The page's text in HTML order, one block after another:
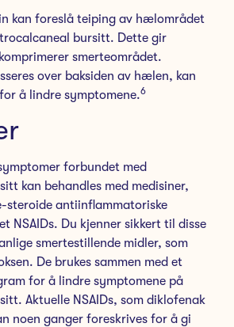
kan foreslå teiping av hælområdet
bursitt. Dette gir
smerteområdet.
over baksiden av hælen, kan
å lindre symptomene.6
forbundet med
kan behandles med medisiner,
steroide antiinflammatoriske
NSAIDs. Du kjenner sikkert til disse
smertestillende midler, som
De brukes sammen med et
for å lindre symptomene på
Aktuelle NSAIDs, som diklofenak
noen ganger foreskrives for å gi